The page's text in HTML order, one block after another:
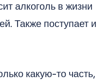
алкоголь в жизни
Также поступает и
какую-то часть,